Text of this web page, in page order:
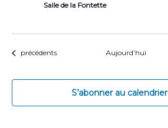
Salle de la Fontette
Évènements
précédents Aujourd’hui
S’abonner au calendrier